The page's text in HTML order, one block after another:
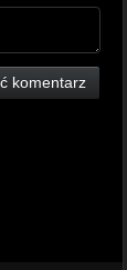
komentarz